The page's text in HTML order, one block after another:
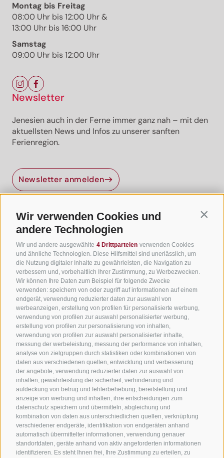
Wir verwenden Cookies und
andere Technologien
Wir und andere ausgewählte 4 Drittparteien verwenden Cookies
und ähnliche Technologien. Diese Hilfsmittel sind unerlässlich, um
die Nutzung digitaler Inhalte zu gewährleisten, die Navigation zu
verbessern und, vorbehaltlich Ihrer Zustimmung, zu Werbezwecken.
Wir können Ihre Daten zum Beispiel für folgende Zwecke
verwenden: speichern von oder zugriff auf informationen auf einem
endgerät, verwendung reduzierter daten zur auswahl von
werbeanzeigen, erstellung von profilen für personalisierte werbung,
verwendung von profilen zur auswahl personalisierter werbung,
erstellung von profilen zur personalisierung von inhalten,
verwendung von profilen zur auswahl personalisierter inhalte,
messung der werbeleistung, messung der performance von inhalten,
analyse von zielgruppen durch statistiken oder kombinationen von
daten aus verschiedenen quellen, entwicklung und verbesserung
der angebote, verwendung reduzierter daten zur auswahl von
inhalten, gewährleistung der sicherheit, verhinderung und
aufdeckung von betrug und fehlerbehebung, bereitstellung und
anzeige von werbung und inhalten, ihre entscheidungen zum
datenschutz speichern und übermitteln, abgleichung und
kombination von daten aus unterschiedlichen quellen, verknüpfung
verschiedener endgeräte, identifikation von endgeräten anhand
automatisch übermittelter informationen, verwendung genauer
standortdaten, geräte anhand von aktiv angeforderten informationen
identifizieren. Es steht Ihnen frei, Ihre Zustimmung zu erteilen, zu
Montag bis Freitag
08:00 Uhr bis 12:00 Uhr &
13:00 Uhr bis 16:00 Uhr
Samstag
09:00 Uhr bis 12:00 Uhr
Newsletter
Jenesien auch in der Ferne immer ganz nah – mit den
aktuellsten News und Infos zu unserer sanften
Ferienregion.
Newsletter anmelden
Nützliche Links
Alle Unterkünfte
Hotels in Jenesien
Camping in Jenesien
Ferienwohnungen in Jenesien
B&B - Gästezimmervermieter
Urlaub auf dem Bauernhof
Südtirol Apps für unterwegs
Jobs
Jenesien-Newsletter
Jenesien auch in der Ferne immer ganz nah - mit
Melde dich jetzt an und hol dir die neuesten Infos zu
unserer sanften Ferienregion direkt nach Hause.
Wir freuen uns auf dich!
Jetzt anmelden!